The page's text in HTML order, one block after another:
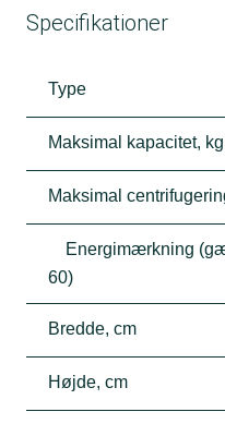
Specifikationer
Type
Maksimal kapacitet, kg
Maksimal
Energimærkning
60)
Bredde, cm
Højde, cm